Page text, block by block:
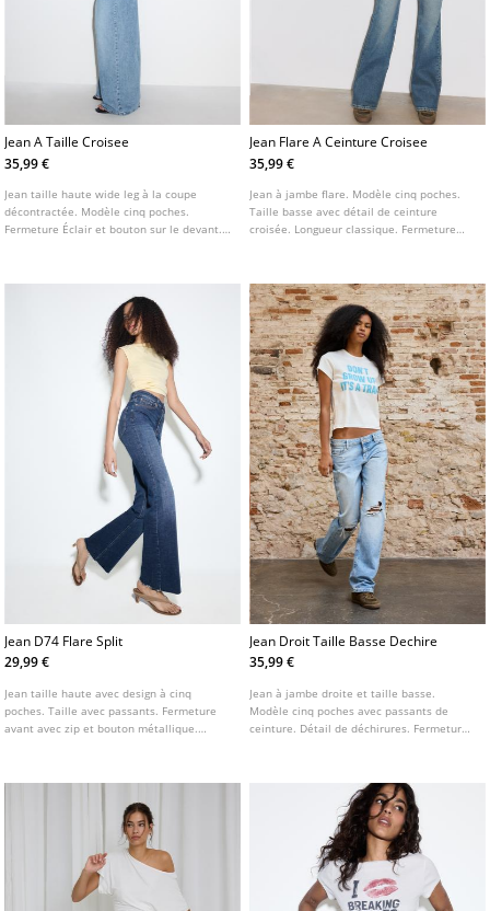
Jean A Taille Croisee
35,99 €
Jean taille haute wide leg à la coupe
décontractée. Modèle cinq poches.
Fermeture Éclair et bouton sur le devant.
Jean Flare A Ceinture Croisee
35,99 €
Jean à jambe flare. Modèle cinq poches.
Taille basse avec détail de ceinture
croisée. Longueur classique. Fermeture
Jean D74 Flare Split
29,99 €
Jean taille haute avec design à cinq
poches. Taille avec passants. Fermeture
avant avec zip et bouton métallique.
latéral intérieur.
Jean Droit Taille Basse Dechire
35,99 €
Jean à jambe droite et taille basse.
Modèle cinq poches avec passants de
ceinture. Détail de déchirures. Fermeture